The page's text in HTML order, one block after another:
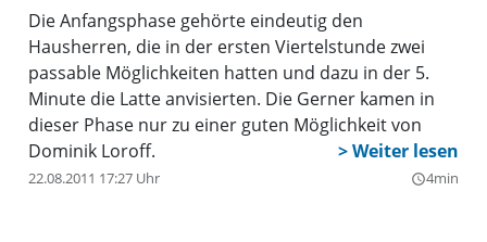
Die Anfangsphase gehörte eindeutig den
Hausherren, die in der ersten Viertelstunde zwei
passable Möglichkeiten hatten und dazu in der 5.
Minute die Latte anvisierten. Die Gerner kamen in
dieser Phase nur zu einer guten Möglichkeit von
Dominik Loroff.
22.08.2011 17:27 Uhr query_builder4min